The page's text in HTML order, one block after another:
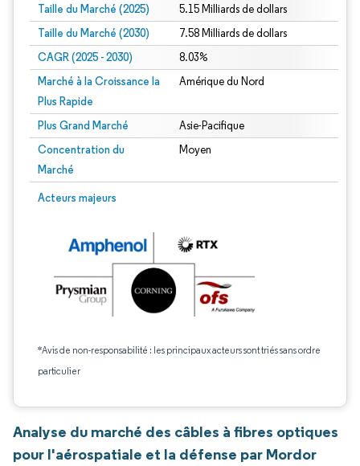
Taille du Marché (2025) 5.15 Milliards de dollars
Taille du Marché (2030) 7.58 Milliards de dollars
CAGR (2025 - 2030) 8.03%
Marché à la Croissance la
Plus Rapide
Amérique du Nord
Plus Grand Marché Asie-Pacifique
Concentration du
Marché
Moyen
Acteurs majeurs
*Avis de non-responsabilité : les principaux acteurs sont triés sans ordre
particulier
Analyse du marché des câbles à fibres optiques
pour l'aérospatiale et la défense par Mordor